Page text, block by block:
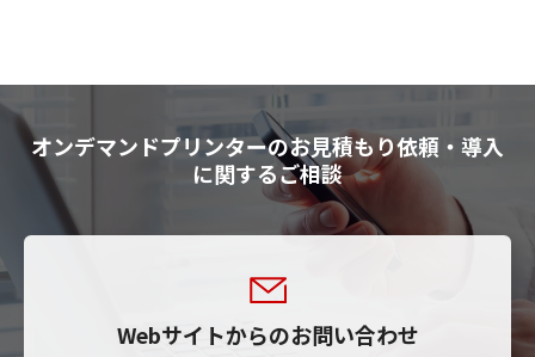
オンデマンドプリンターのお見積もり依頼・導入
に関するご相談
Webサイトからのお問い合わせ